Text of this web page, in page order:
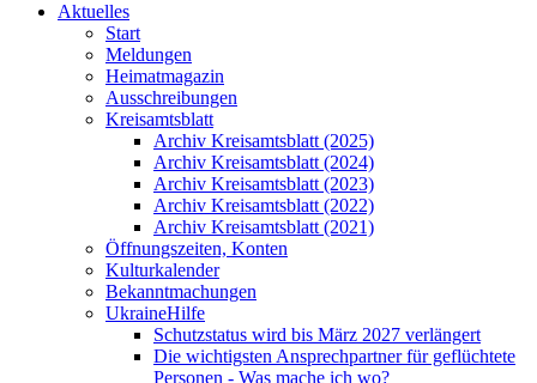
Aktuelles
Start
Meldungen
Heimatmagazin
Ausschreibungen
Kreisamtsblatt
Archiv Kreisamtsblatt (2025)
Archiv Kreisamtsblatt (2024)
Archiv Kreisamtsblatt (2023)
Archiv Kreisamtsblatt (2022)
Archiv Kreisamtsblatt (2021)
Öffnungszeiten, Konten
Kulturkalender
Bekanntmachungen
UkraineHilfe
Schutzstatus wird bis März 2027 verlängert
Die wichtigsten Ansprechpartner für geflüchtete
Personen - Was mache ich wo?